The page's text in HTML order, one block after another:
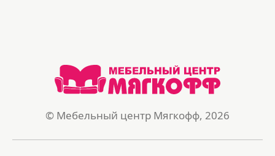
© Мебельный центр Мягкофф, 2026